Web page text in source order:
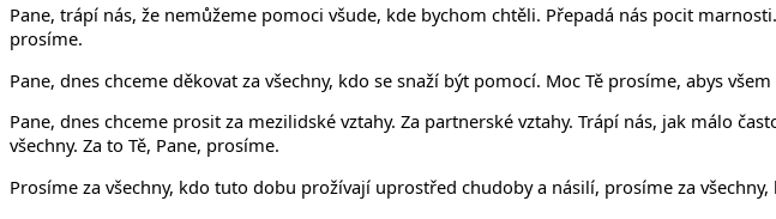
Pane, trápí nás, že nemůžeme pomoci všude, kde bychom chtěli. Přepadá nás pocit
prosíme.
Pane, dnes chceme děkovat za všechny, kdo se snaží být pomocí. Moc Tě prosíme, abys
Pane, dnes chceme prosit za mezilidské vztahy. Za partnerské vztahy. Trápí nás, jak málo
všechny. Za to Tě, Pane, prosíme.
Prosíme za všechny, kdo tuto dobu prožívají uprostřed chudoby a násilí, prosíme za